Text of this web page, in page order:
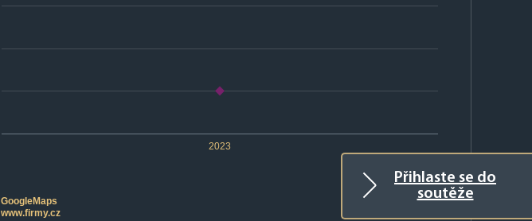
Přihlaste se do
soutěže
2023
GoogleMaps
www.firmy.cz